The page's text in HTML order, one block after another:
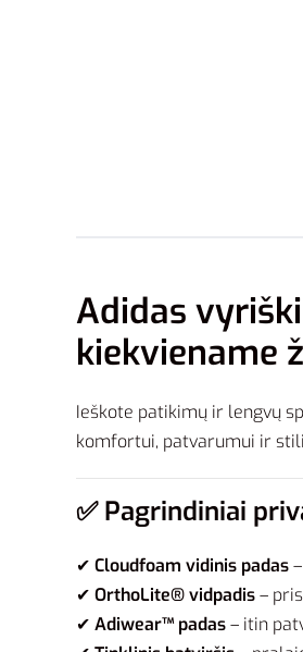
Adidas
kiekviename
Ieškote patikimų ir lengvų
komfortui, patvarumui ir
✅ Pagrindiniai
✔ Cloudfoam vidinis padas
✔ OrthoLite® vidpadis–
✔ Adiwear™ padas– itin